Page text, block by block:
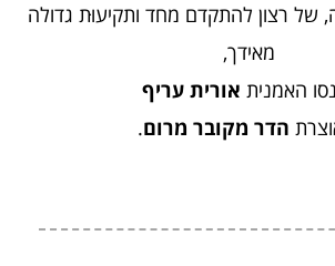
של רצון להתקדם מחד ותקיעוּת גדולה
מאידך,
האמנית אורית עריף
הדר מקובר מרום.